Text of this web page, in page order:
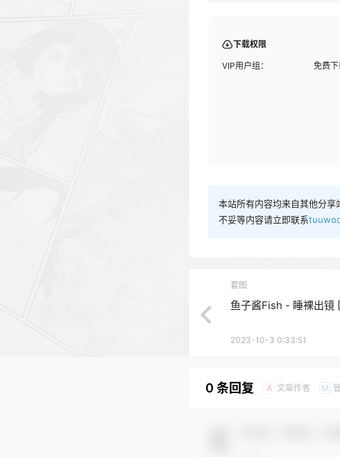
下载权限
VIP用户组： 免费
本站所有内容均来自其他分享
不妥等内容请立即联系
套图
鱼子酱Fish - 睡裸出镜
2023-10-3 0:33:51
0 条回复 A 文章作者 M